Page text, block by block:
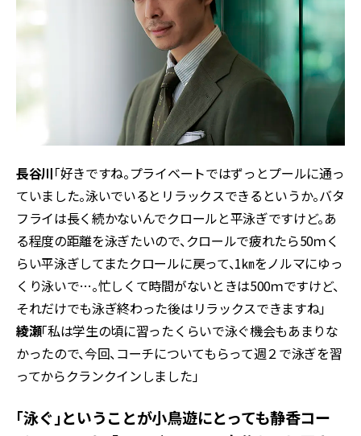
長谷川「好きですね。プライベートではずっとプールに通っ
ていました。泳いでいるとリラックスできるというか。バタ
フライは長く続かないんでクロールと平泳ぎですけど。あ
る程度の距離を泳ぎたいので、クロールで疲れたら50ｍく
らい平泳ぎしてまたクロールに戻って、1㎞をノルマにゆっ
くり泳いで…。忙しくて時間がないときは500ｍですけど、
それだけでも泳ぎ終わった後はリラックスできますね」
綾瀬「私は学生の頃に習ったくらいで泳ぐ機会もあまりな
かったので、今回、コーチについてもらって週２で泳ぎを習
ってからクランクインしました」
――「泳ぐ」ということが小鳥遊にとっても静香コー